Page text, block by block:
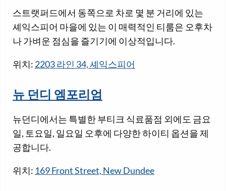
스트랫퍼드에서 동쪽으로 차로 몇 분 거리에 있는
셰익스피어 마을에 있는 이 매력적인 티룸은 오후차
나 가벼운 점심을 즐기기에 이상적입니다.
위치: 2203 라인 34, 셰익스피어
뉴 던디 엠포리엄
뉴던디에서는 특별한 부티크 식료품점 외에도 금요
일, 토요일, 일요일 오후에 다양한 하이티 옵션을 제
공합니다.
위치: 169 Front Street, New Dundee